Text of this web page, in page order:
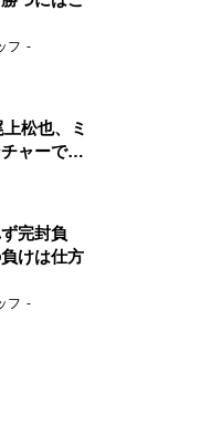
フ
松也、ミ
ャーで美
完封負
けは仕方
フ